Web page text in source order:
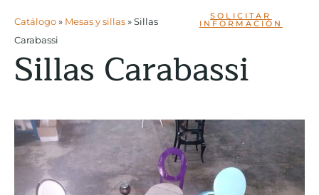
Catálogo» Mesas y sillas»Sillas
Carabassi
SOLICITAR
INFORMACIÓN
Sillas Carabassi